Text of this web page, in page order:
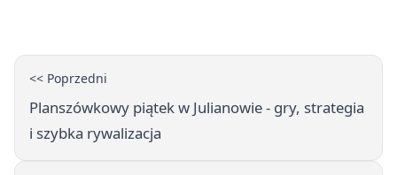
<< Poprzedni
Planszówkowy piątek w Julianowie - gry, strategia
i szybka rywalizacja